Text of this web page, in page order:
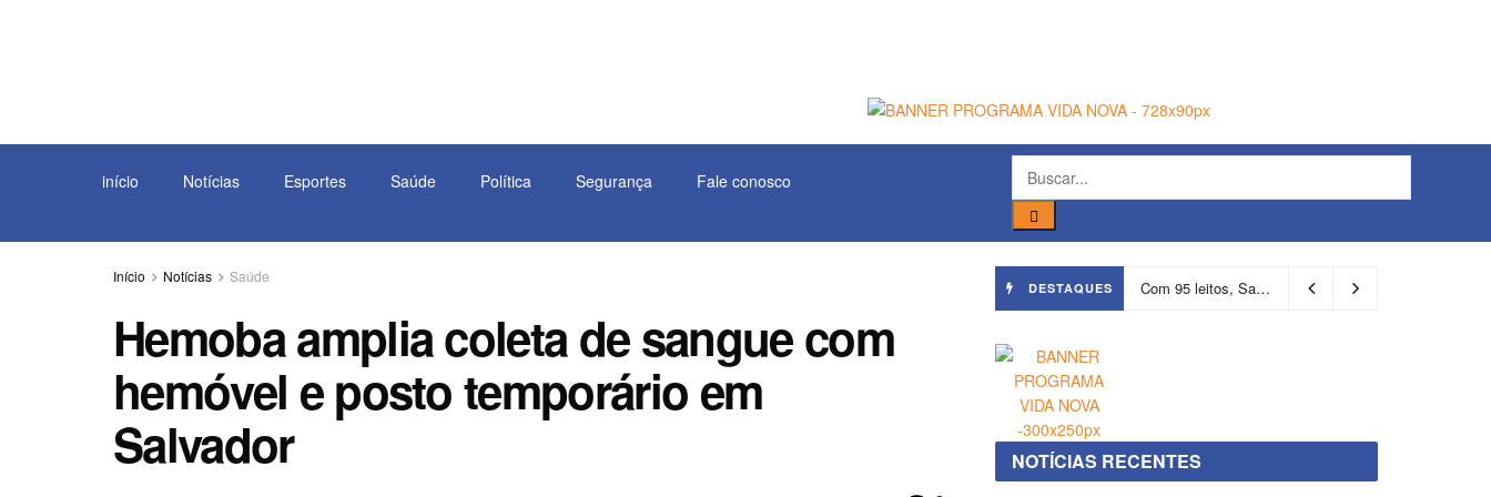
início Notícias Esportes Saúde Política Segurança Fale conosco
Início Notícias Saúde
Hemoba amplia coleta de sangue com
hemóvel e posto temporário em
Salvador
DESTAQUES Com 95 leitos, Salvador ganha hospital focado em transição de cuidados
NOTÍCIAS RECENTES